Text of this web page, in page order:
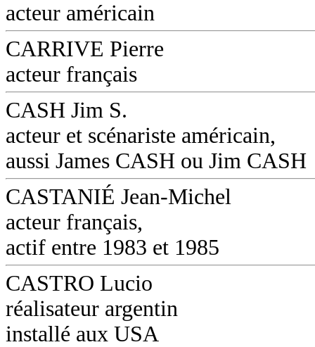
acteur américain
CARRIVE Pierre
acteur français
CASH Jim S.
acteur et scénariste américain,
aussi James CASH ou Jim CASH
CASTANIÉ Jean-Michel
acteur français,
actif entre 1983 et 1985
CASTRO Lucio
réalisateur argentin
installé aux USA